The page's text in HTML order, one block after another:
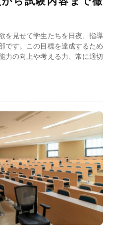
を見せて学生たちを日夜、指導
です。この目標を達成するため
力の向上や考える力、常に適切